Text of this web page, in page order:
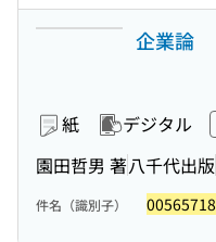
企業論
紙 デジタル
園田哲男 著八千代出版
件名（識別子） 00565718